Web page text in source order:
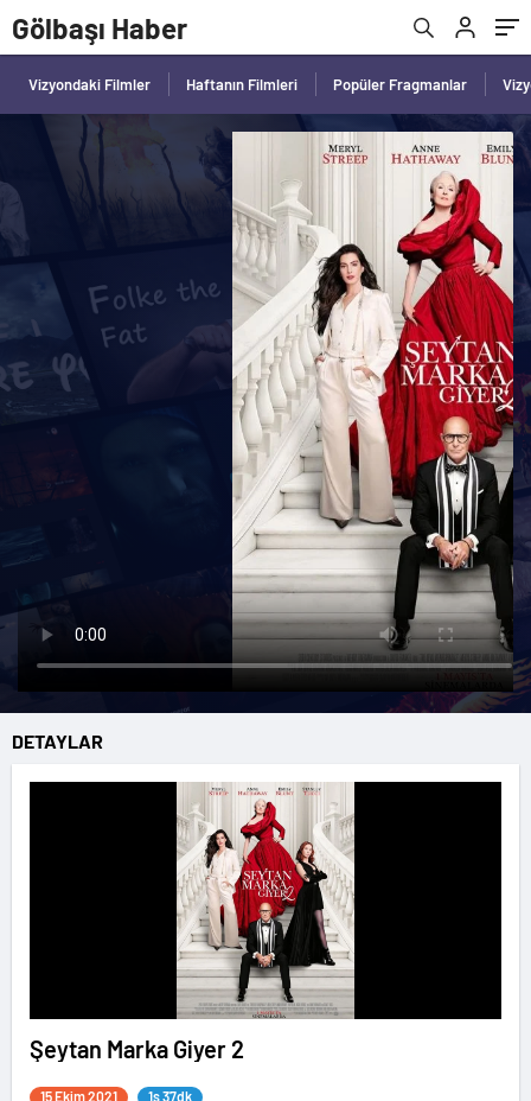
Gölbaşı Haber
Vizyondaki Filmler Haftanın Filmleri Popüler Fragmanlar
DETAYLAR
Şeytan Marka Giyer 2
15 Ekim 2021 1s 37dk